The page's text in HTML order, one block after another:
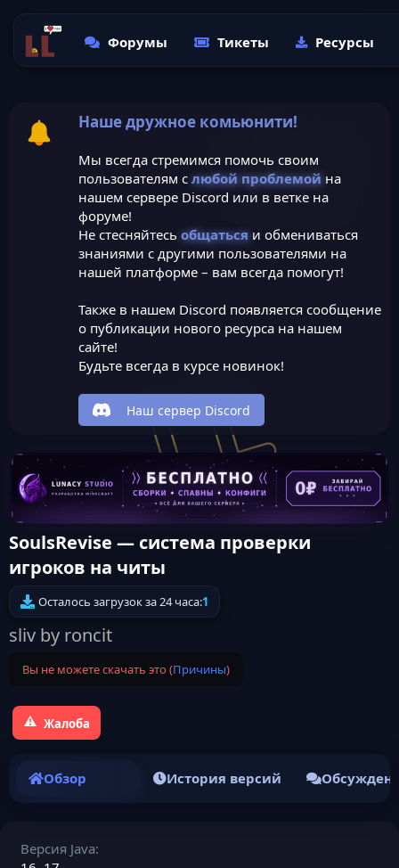
Форумы Тикеты Ресурсы
Наше дружное комьюнити!
Мы всегда стремимся помочь своим
пользователям с любой проблемойна
нашем сервере Discord или в ветке на
форуме!
Не стесняйтесь общатьсяи обмениваться
знаниями с другими пользователями на
нашей платформе – вам всегда помогут!
Также в нашем Discord появляется сообщение
о публикации нового ресурса на нашем
сайте!
Будьте всегда в курсе новинок!
Наш сервер Discord
SoulsRevise — система проверки
игроков на читы
Осталось загрузок за 24 часа:1
sliv by roncit
Вы не можете скачать это (Причины)
Жалоба
Обзор История версий
Версия Java